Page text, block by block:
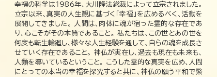
幸福の科学は1986年、大川隆法総裁によって立宗されました。
立宗以来、真実の人生観に基づく「幸福」を広めるべく、活動を
展開してきました。 人間は、肉体に魂が宿った霊的な存在であ
り、心こそがその本質であること。 私たちは、この世とあの世を
何度も転生輪廻し、様々な人生経験を通して、自らの魂を成長さ
せていく存在であること。 神仏が実在し、過去も現在も未来も、
人類を導いているということ。 こうした霊的な真実を広め、人間
にとっての本当の幸福を探究すると共に、神仏の願う平和で繁